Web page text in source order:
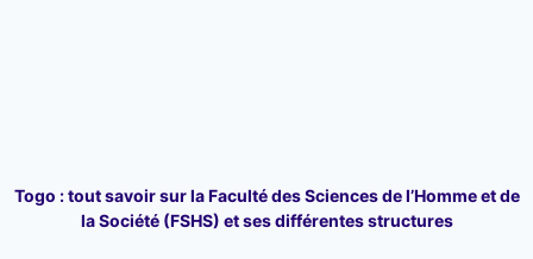
Togo : tout savoir sur la Faculté des Sciences de l’Homme et de
la Société (FSHS) et ses différentes structures